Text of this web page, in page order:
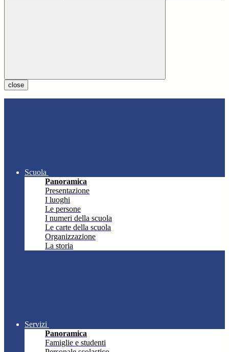
close
Scuola
Panoramica
Presentazione
I luoghi
Le persone
I numeri della scuola
Le carte della scuola
Organizzazione
La storia
Servizi
Panoramica
Famiglie e studenti